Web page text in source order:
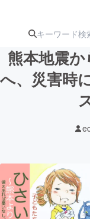
注目のリ
テクノ
熊本地震
へ、災害時